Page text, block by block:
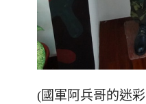
(國軍阿兵哥的迷